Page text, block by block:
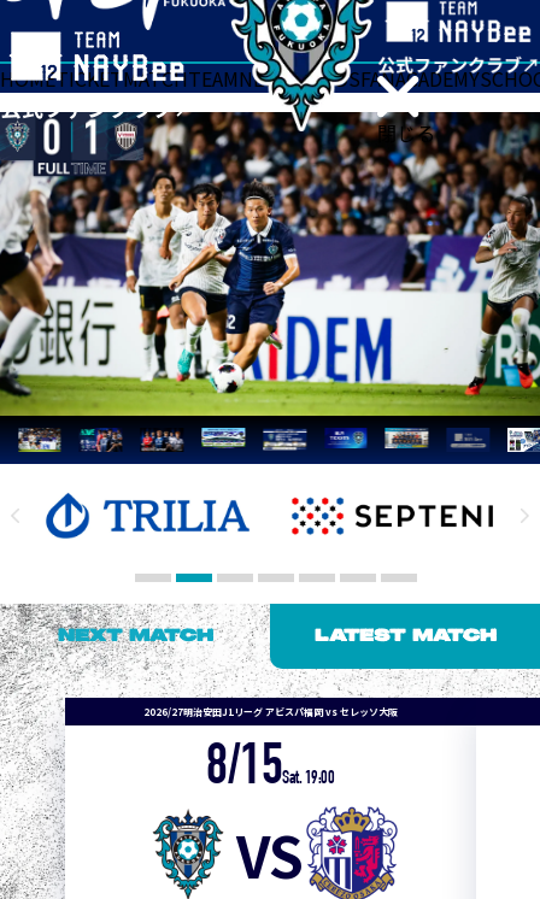
閉じる
HOMETICKETMATCHTEAMNEWSGOODSFANACADEMY
NEXT MATCH LATEST MATCH
2026/27明治安田J1リーグ アビスパ福岡 vs セレッソ大阪
8/15Sat. 19:00
VS
1
2 0
3 3 1 0 0